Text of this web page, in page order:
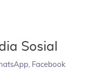
Sosial
Facebook